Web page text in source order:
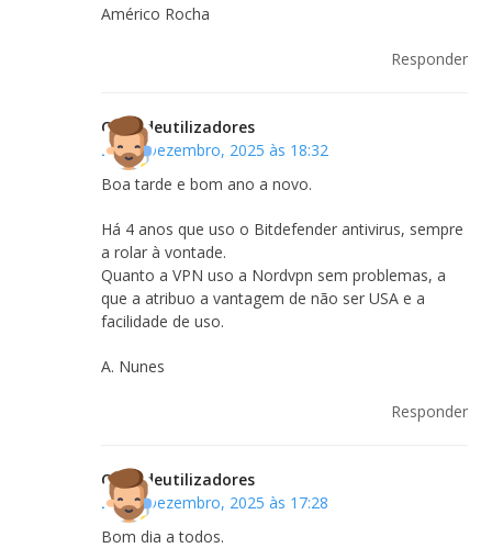
Américo Rocha
Responder
Clubedeutilizadores
26 de Dezembro, 2025 às 18:32
Boa tarde e bom ano a novo.
Há 4 anos que uso o Bitdefender antivirus, sempre
a rolar à vontade.
Quanto a VPN uso a Nordvpn sem problemas, a
que a atribuo a vantagem de não ser USA e a
facilidade de uso.
A. Nunes
Responder
Clubedeutilizadores
26 de Dezembro, 2025 às 17:28
Bom dia a todos.